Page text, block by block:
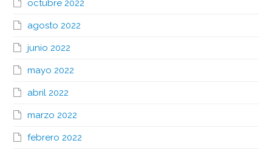
octubre 2022
agosto 2022
junio 2022
mayo 2022
abril 2022
marzo 2022
febrero 2022